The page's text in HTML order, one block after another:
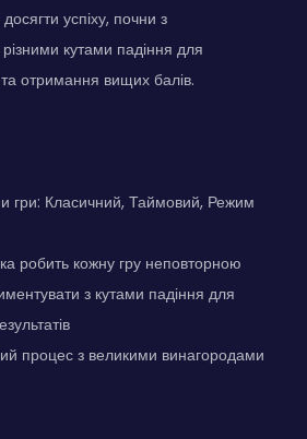
успіху, почни з
кутами падіння для
отримання вищих балів.
гри: Класичний, Таймовий, Режим
робить кожну гру неповторною
з кутами падіння для
процес з великими винагородами